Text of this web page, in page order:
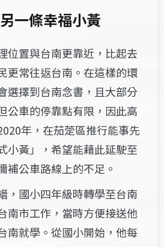
一條幸福小黃
位置與台南更靠近，比起去
更常往返台南。在這樣的環
選擇到台南念書，且大部分
公車的停靠點有限，因此高
年，在茄萣區推行能事先
小黃」，希望能藉此延駛至
補公車路線上的不足。
，國小四年級時轉學至台南
南市工作，當時方便接送他
南就學。從國小開始，他每